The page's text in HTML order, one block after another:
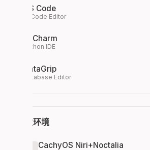
VS Code
AI Code Editor
PyCharm
Python IDE
DataGrip
Database Editor
开发环境
CachyOS Niri+Noctalia